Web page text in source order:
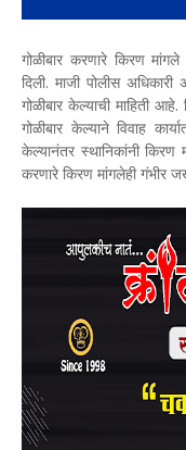
गोळीबार करणारे किरण मांगले
दिली. माजी पोलीस
गोळीबार केल्याची माहिती
गोळीबार केल्याने विवाह
केल्यानंतर स्थानिकांनी किरण
करणारे किरण मांगलेही गंभीर